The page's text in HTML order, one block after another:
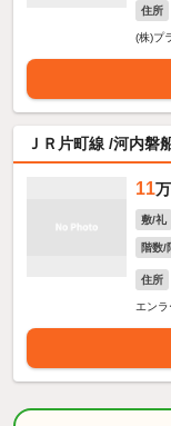
住所
(株)プ
ＪＲ片町線 /河内磐
11
敷/礼
階数/
住所
エンラ